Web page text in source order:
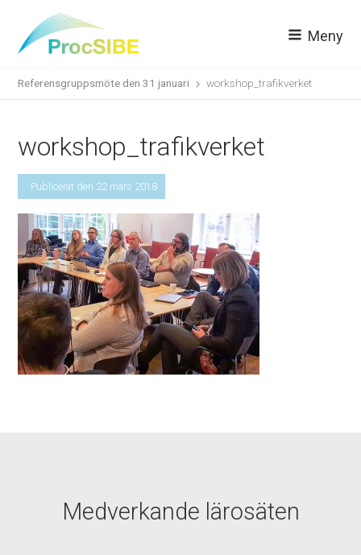
Meny
Referens­grupps­möte den 31 januari workshop_trafikverket
workshop_trafikverket
· Publicerat den 22 mars 2018
Medverkande lärosäten